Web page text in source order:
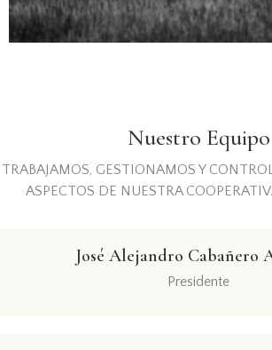
Nuestro Equipo
TRABAJAMOS, GESTIONAMOS Y
ASPECTOS DE NUESTRA
José Alejandro Cabañero
Presidente